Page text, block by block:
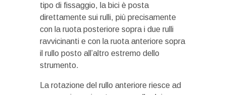
tipo di fissaggio, la bici è posta
direttamente sui rulli, più precisamente
con la ruota posteriore sopra i due rulli
ravvicinanti e con la ruota anteriore sopra
il rullo posto all’altro estremo dello
strumento.
La rotazione del rullo anteriore riesce ad